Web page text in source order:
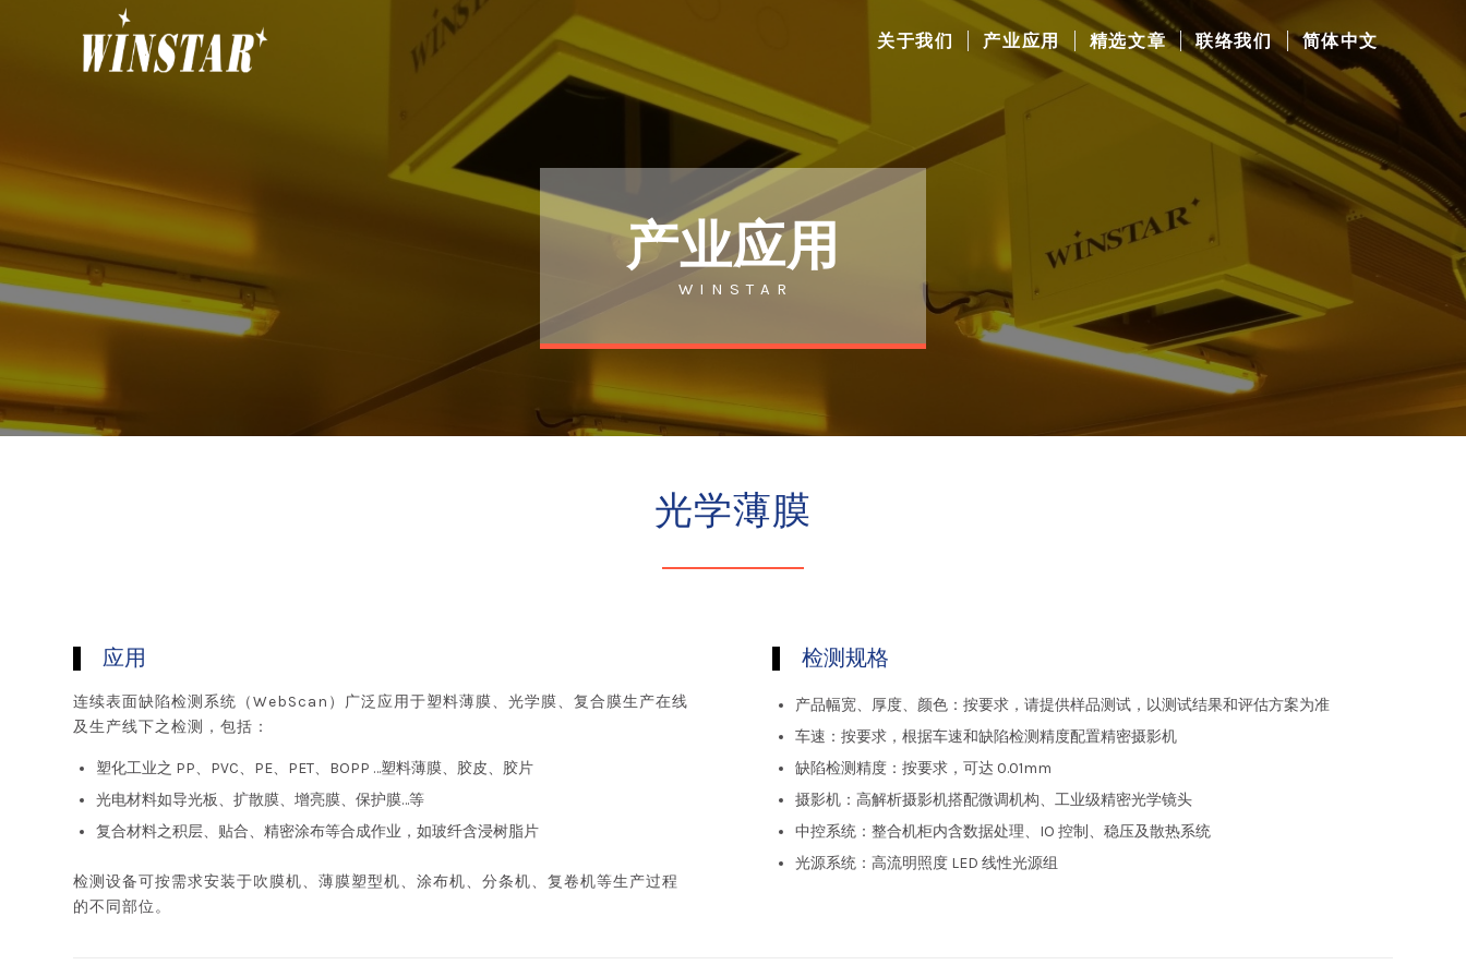
关于我们 产业应用 精选文章 联络我们 简体中文
产业应用
W I N S T A R
光学薄膜
应用
连续表面缺陷检测系统（WebScan）广泛应用于塑料薄膜、光学膜、复合膜生产在线
及生产线下之检测，包括：
塑化工业之 PP、PVC、PE、PET、BOPP …塑料薄膜、胶皮、胶片
光电材料如导光板、扩散膜、增亮膜、保护膜…等
复合材料之积层、贴合、精密涂布等合成作业，如玻纤含浸树脂片
检测设备可按需求安装于吹膜机、薄膜塑型机、涂布机、分条机、复卷机等生产过程
的不同部位。
检测规格
产品幅宽、厚度、颜色：按要求，请提供样品测试，以测试结果和评估方案为准
车速：按要求，根据车速和缺陷检测精度配置精密摄影机
缺陷检测精度：按要求，可达 0.01mm
摄影机：高解析摄影机搭配微调机构、工业级精密光学镜头
中控系统：整合机柜内含数据处理、IO 控制、稳压及散热系统
光源系统：高流明照度 LED 线性光源组